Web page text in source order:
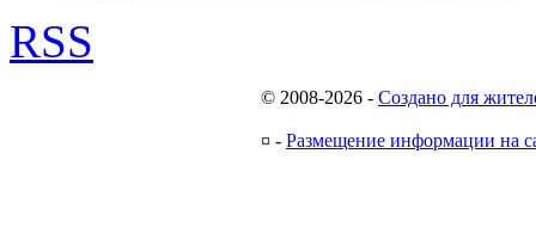
RSS
© 2008-2026 - Создано для
¤ - Размещение информации на